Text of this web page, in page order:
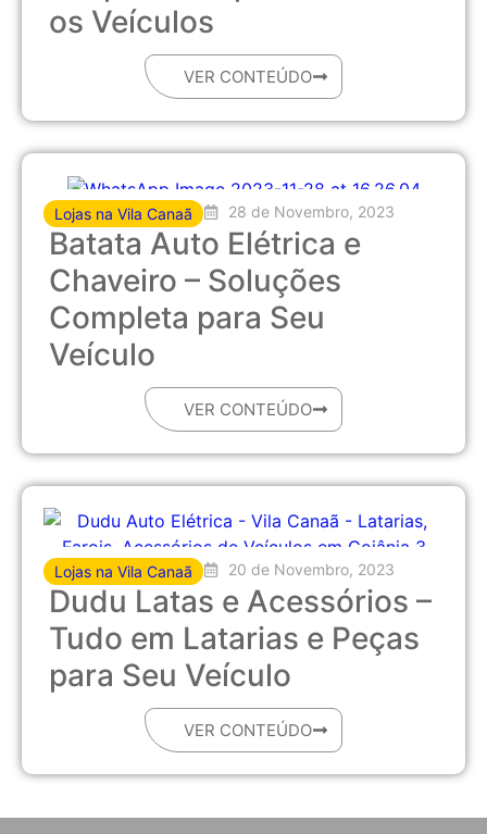
os Veículos
VER CONTEÚDO
Lojas na Vila Canaã 28 de Novembro, 2023
Batata Auto Elétrica e
Chaveiro – Soluções
Completa para Seu
Veículo
VER CONTEÚDO
Lojas na Vila Canaã 20 de Novembro, 2023
Dudu Latas e Acessórios –
Tudo em Latarias e Peças
para Seu Veículo
VER CONTEÚDO